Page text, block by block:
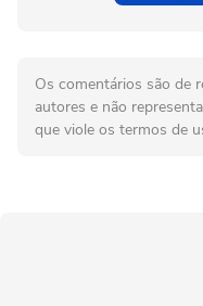
Os comentários são de
autores e não
que viole os termos de